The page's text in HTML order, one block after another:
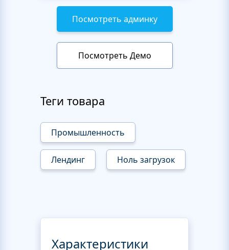
Посмотреть админку
Посмотреть Демо
Теги товара
Промышленность
Лендинг Ноль загрузок
Характеристики